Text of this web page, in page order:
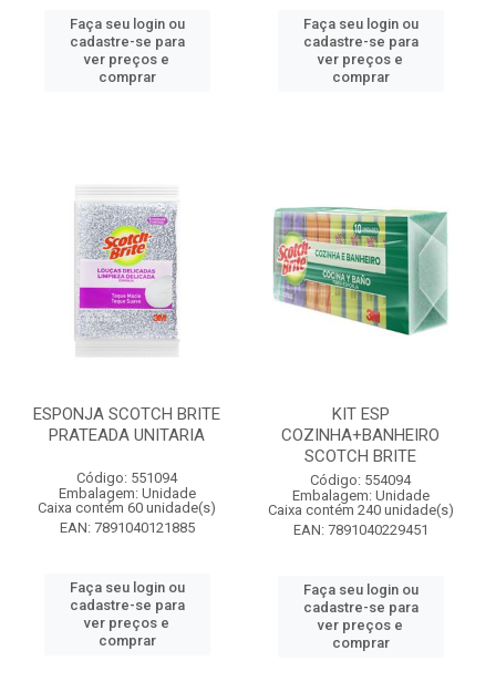
Faça seu login ou
cadastre-se para
ver preços e
comprar
Faça seu login ou
cadastre-se para
ver preços e
comprar
ESPONJA SCOTCH BRITE
PRATEADA UNITARIA
Código: 551094
Embalagem: Unidade
Caixa contém 60 unidade(s)
EAN: 7891040121885
Faça seu login ou
cadastre-se para
ver preços e
comprar
KIT ESP
COZINHA+BANHEIRO
SCOTCH BRITE
Código: 554094
Embalagem: Unidade
Caixa contém 240 unidade(s)
EAN: 7891040229451
Faça seu login ou
cadastre-se para
ver preços e
comprar